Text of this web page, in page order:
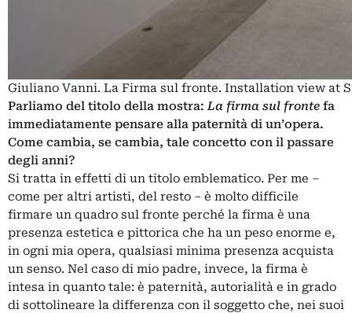
Giuliano Vanni. La Firma sul fronte. Installation view at
Parliamo del titolo della mostra:La firma sul fronte fa
immediatamente pensare alla paternità di un’opera.
Come cambia, se cambia, tale concetto con il passare
degli anni?
Si tratta in effetti di un titolo emblematico. Per me ‒
come per altri artisti, del resto ‒ è molto difficile
firmare un quadro sul fronte perché la firma è una
presenza estetica e pittorica che ha un peso enorme e,
in ogni mia opera, qualsiasi minima presenza acquista
un senso. Nel caso di mio padre, invece, la firma è
intesa in quanto tale: è paternità, autorialità e in grado
di sottolineare la differenza con il soggetto che, nei suoi